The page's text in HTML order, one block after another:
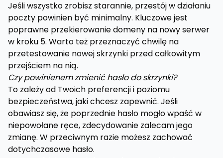
Jeśli wszystko zrobisz starannie, przestój w działaniu
poczty powinien być minimalny. Kluczowe jest
poprawne przekierowanie domeny na nowy serwer
w kroku 5. Warto też przeznaczyć chwilę na
przetestowanie nowej skrzynki przed całkowitym
przejściem na nią.
Czy powinienem zmienić hasło do skrzynki?
To zależy od Twoich preferencji i poziomu
bezpieczeństwa, jaki chcesz zapewnić. Jeśli
obawiasz się, że poprzednie hasło mogło wpaść w
niepowołane ręce, zdecydowanie zalecam jego
zmianę. W przeciwnym razie możesz zachować
dotychczasowe hasło.